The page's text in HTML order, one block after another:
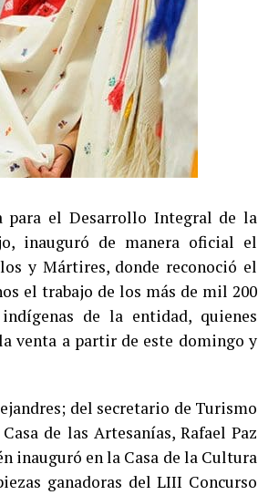
para el Desarrollo Integral de la
inauguró de manera oficial el
y Mártires, donde reconoció el
el trabajo de los más de mil 200
de la entidad, quienes
venta a partir de este domingo y
del secretario de Turismo
de las Artesanías, Rafael Paz
inauguró en la Casa de la Cultura
ganadoras del LIII Concurso